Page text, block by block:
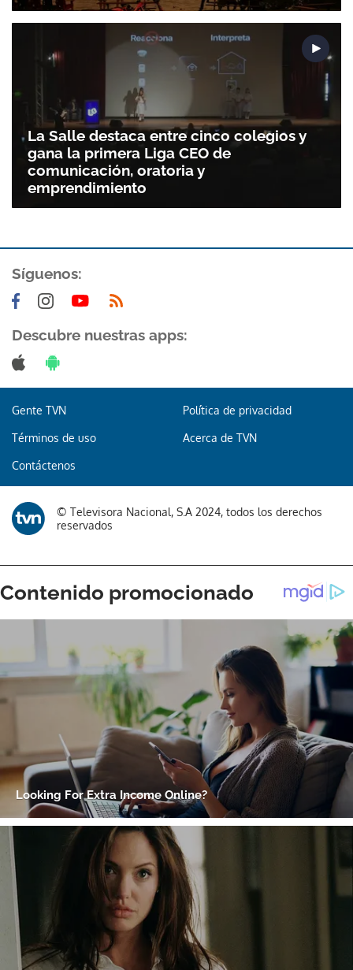
La Salle destaca entre cinco colegios y
gana la primera Liga CEO de
comunicación, oratoria y
emprendimiento
Síguenos:
Descubre nuestras apps:
Gente TVN Política de privacidad
Términos de uso Acerca de TVN
Contáctenos
© Televisora Nacional, S.A 2024, todos los derechos
reservados